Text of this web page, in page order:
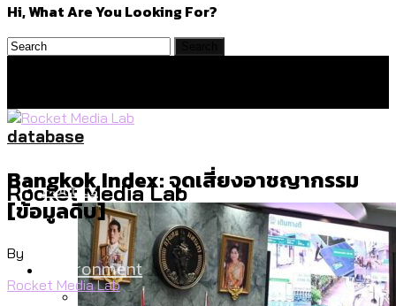
Hi, What Are You Looking For?
Rocket Media Lab
Politics
Environment
database
Bangkok Index: จุดเสี่ยงอาชญากรรม
[ข้อมูลดิบ]
By
Rocket Media Lab